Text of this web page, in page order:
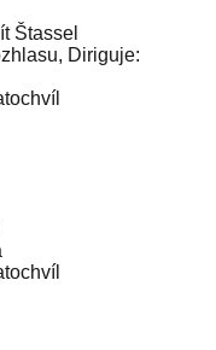
Štassel
Diriguje: